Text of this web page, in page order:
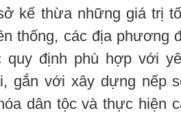
kế thừa những giá trị
thống, các địa phương
quy định phù hợp với
gắn với xây dựng nếp
dân tộc và thực hiện